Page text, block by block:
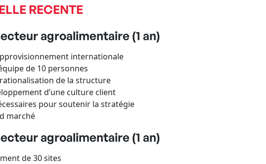
RECENTE
agroalimentaire (1 an)
internationale
de 10 personnes
de la structure
d’une culture client
pour soutenir la stratégie
marché
agroalimentaire (1 an)
de 30 sites